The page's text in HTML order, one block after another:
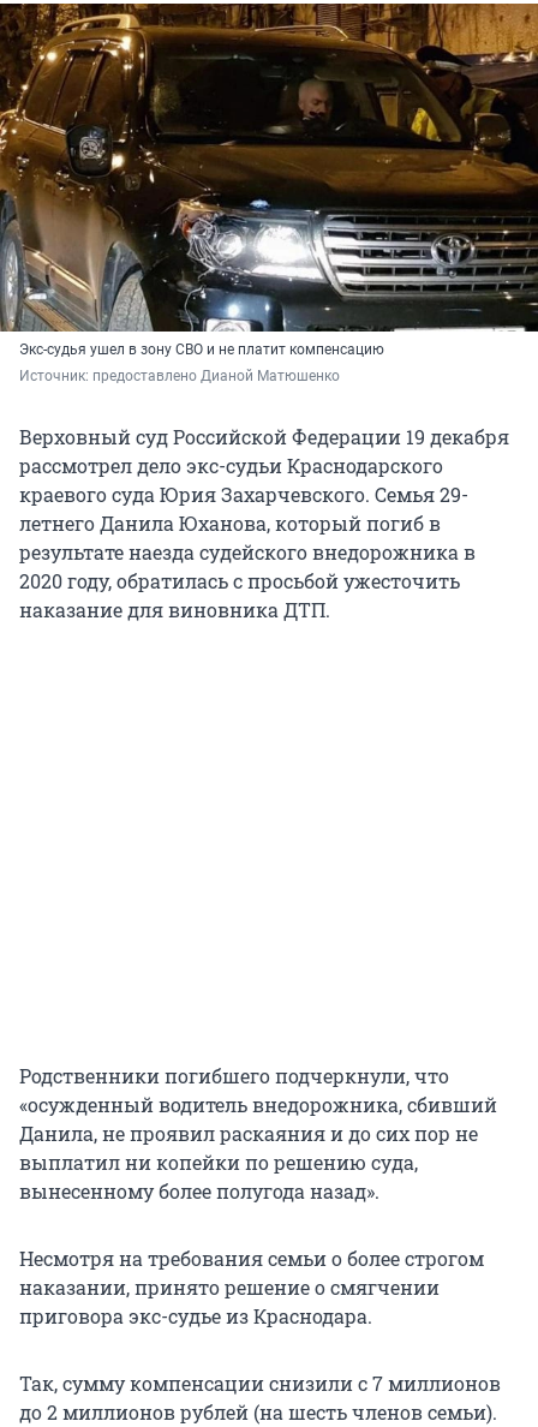
Экс-судья ушел в зону СВО и не платит компенсацию
Источник: предоставлено Дианой Матюшенко
Верховный суд Российской Федерации 19 декабря
рассмотрел дело экс-судьи Краснодарского
краевого суда Юрия Захарчевского. Семья 29-
летнего Данила Юханова, который погиб в
результате наезда судейского внедорожника в
2020 году, обратилась с просьбой ужесточить
наказание для виновника ДТП.
Родственники погибшего подчеркнули, что
«осужденный водитель внедорожника, сбивший
Данила, не проявил раскаяния и до сих пор не
выплатил ни копейки по решению суда,
вынесенному более полугода назад».
Несмотря на требования семьи о более строгом
наказании, принято решение о смягчении
приговора экс-судье из Краснодара.
Так, сумму компенсации снизили с 7 миллионов
до 2 миллионов рублей (на шесть членов семьи).